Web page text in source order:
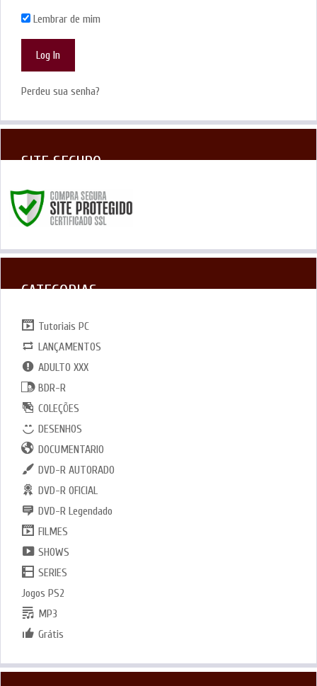
Lembrar de mim
Perdeu sua senha?
SITE SEGURO
CATEGORIAS
Tutoriais PC
LANÇAMENTOS
ADULTO XXX
BDR-R
COLEÇÕES
DESENHOS
DOCUMENTARIO
DVD-R AUTORADO
DVD-R OFICIAL
DVD-R Legendado
FILMES
SHOWS
SERIES
Jogos PS2
MP3
Grátis